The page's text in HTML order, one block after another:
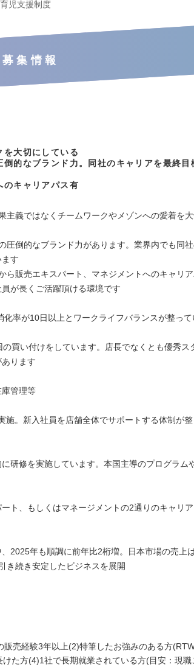
育児支援制度
募集情報
を大切にしている
的なブランド力。同社のキャリアを最終目
のキャリアパス有
主義ではなくチームワークやメゾンへの愛着を
圧倒的なブランド力があります。業界内でも同
す
ら販売エキスパート、マネジメントへのキャリ
が長くご活躍頂ける環境です
率が10日以上とワークライフバランスが整って
買い付けをしています。店長でなくとも優秀ス
ります
庫管理等
施。新入社員を店舗全体でサポートする体制が
研修を実施しています。本国主導のプログラムや
ト、もしくはマネージメントの2通りのキャリ
2025年も順調に前年比2桁増。日本市場の売上
き続き安定したビジネスを展開
販売経験3年以上(2)特筆したお強みのある方
た方(4)1社で長期就業されている方(目安：現職